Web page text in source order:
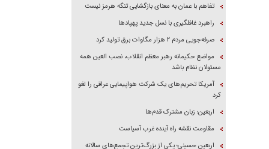
تفاهم با عمان به معنای بازگشایی تنگه هرمز نیست
راهبرد غافلگیری با نسل جدید پهپاد‌ها
صرفه‌جویی مردم ۲ هزار مگاوات برق تولید کرد
مواضع حکیمانه رهبر معظم انقلاب، نصب العین همه
مسئولان نظام باشد
آمریکا تحریم‌های یک شرکت هواپیمایی عراقی را لغو
کرد
اربعین؛ زبان مشترک قدم‌ها
مقاومت نقشه راه آینده غرب آسیاست
اربعین حسینی؛ یکی از بزرگ‌ترین تجمع‌های سالانه